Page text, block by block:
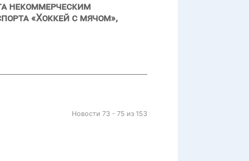
некоммерческим
«Хоккей с мячом»,
Новости 73 - 75 из 153